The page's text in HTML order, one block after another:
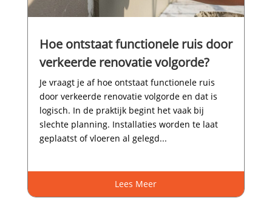
Hoe ontstaat functionele ruis door
verkeerde renovatie volgorde?
Je vraagt je af hoe ontstaat functionele ruis
door verkeerde renovatie volgorde en dat is
logisch.​ In de praktijk begint het vaak bij
slechte planning.​ Installaties worden te laat
geplaatst of vloeren al gelegd...
Lees Meer